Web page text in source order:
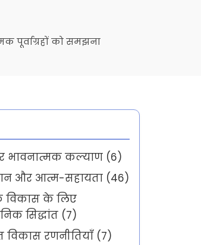
पूर्वाग्रहों को समझना
भावनात्मक कल्याण (6)
और आत्म-सहायता (46)
विकास के लिए
सिद्धांत (7)
विकास रणनीतियाँ (7)